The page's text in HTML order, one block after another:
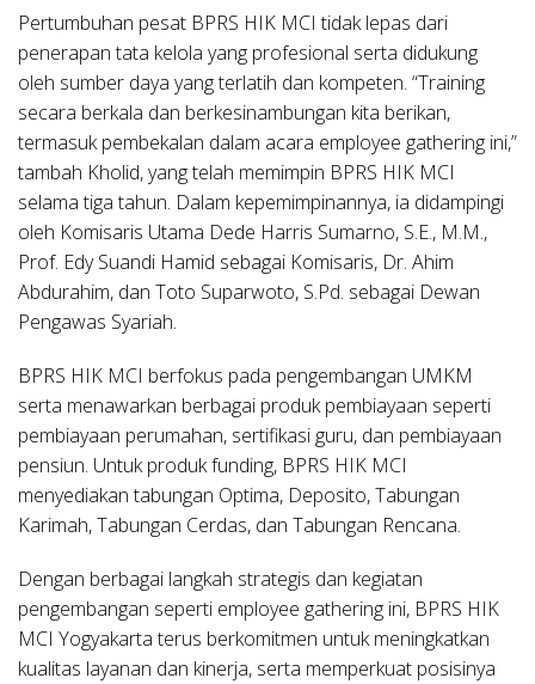
Pertumbuhan pesat BPRS HIK MCI tidak lepas dari
penerapan tata kelola yang profesional serta didukung
oleh sumber daya yang terlatih dan kompeten. “Training
secara berkala dan berkesinambungan kita berikan,
termasuk pembekalan dalam acara employee gathering ini,”
tambah Kholid, yang telah memimpin BPRS HIK MCI
selama tiga tahun. Dalam kepemimpinannya, ia didampingi
oleh Komisaris Utama Dede Harris Sumarno, S.E., M.M.,
Prof. Edy Suandi Hamid sebagai Komisaris, Dr. Ahim
Abdurahim, dan Toto Suparwoto, S.Pd. sebagai Dewan
Pengawas Syariah.
BPRS HIK MCI berfokus pada pengembangan UMKM
serta menawarkan berbagai produk pembiayaan seperti
pembiayaan perumahan, sertifikasi guru, dan pembiayaan
pensiun. Untuk produk funding, BPRS HIK MCI
menyediakan tabungan Optima, Deposito, Tabungan
Karimah, Tabungan Cerdas, dan Tabungan Rencana.
Dengan berbagai langkah strategis dan kegiatan
pengembangan seperti employee gathering ini, BPRS HIK
MCI Yogyakarta terus berkomitmen untuk meningkatkan
kualitas layanan dan kinerja, serta memperkuat posisinya